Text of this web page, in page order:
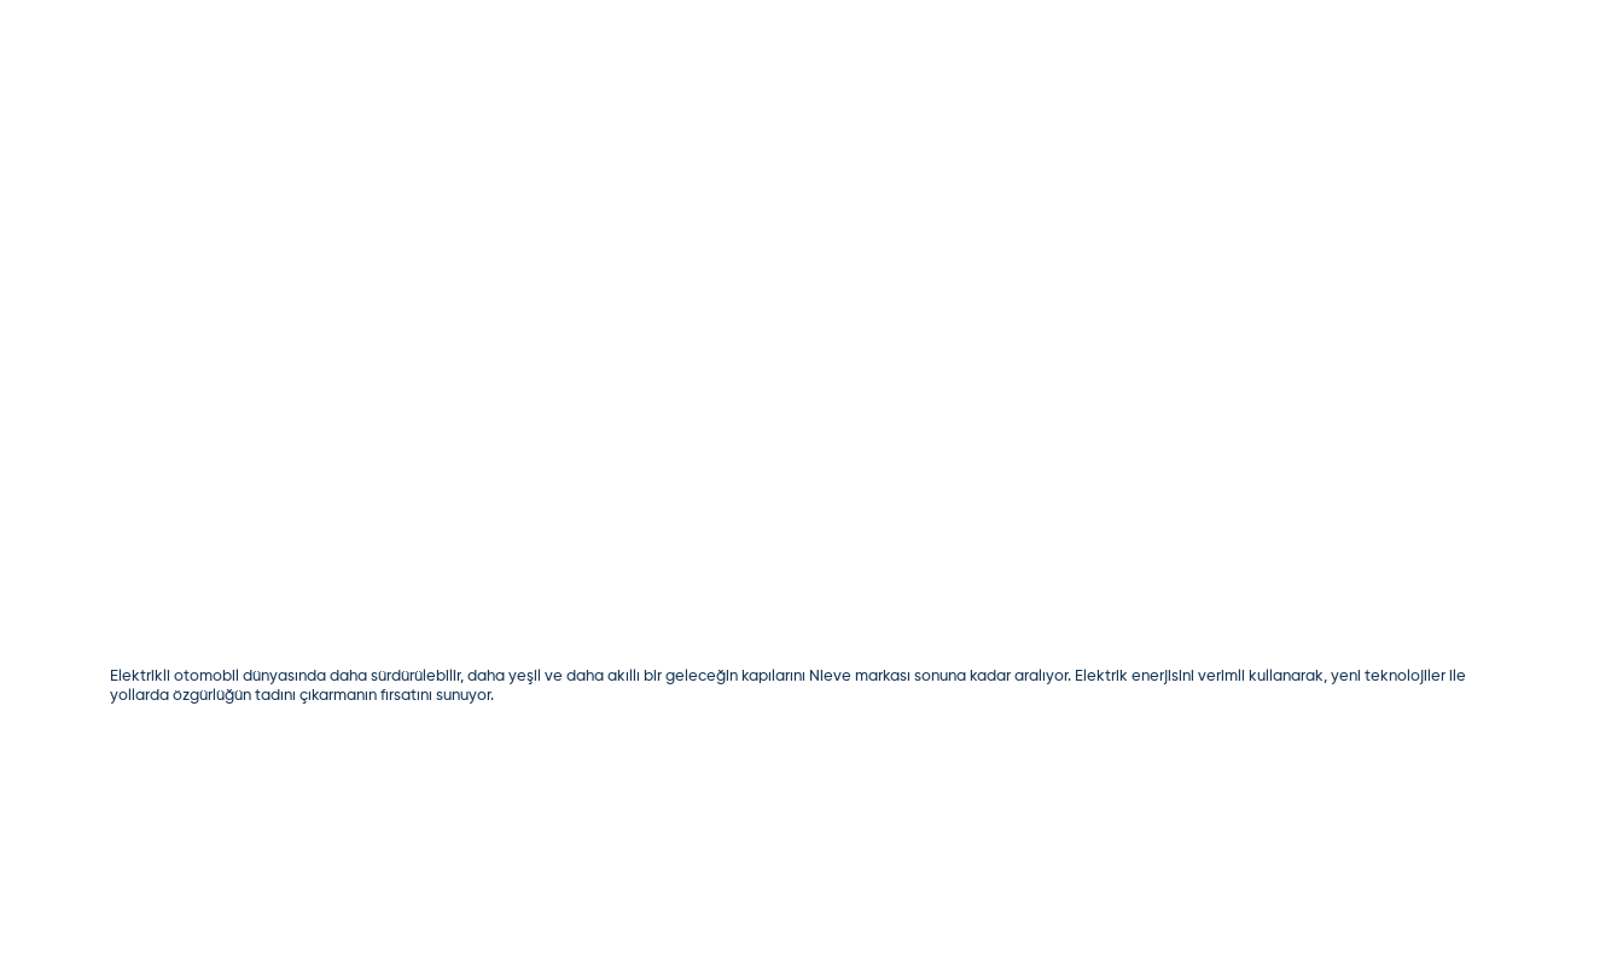
Elektrikli otomobil dünyasında daha sürdürülebilir, daha yeşil ve daha akıllı bir geleceğin kapılarını Nieve markası sonuna kadar aralıyor. Elektrik enerjisini verimli kullanarak, yeni teknolojiler ile
yollarda özgürlüğün tadını çıkarmanın fırsatını sunuyor.